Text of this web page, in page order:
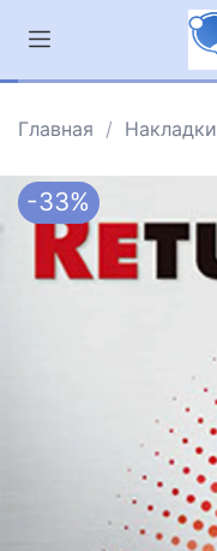
Главная Накладки
-33%